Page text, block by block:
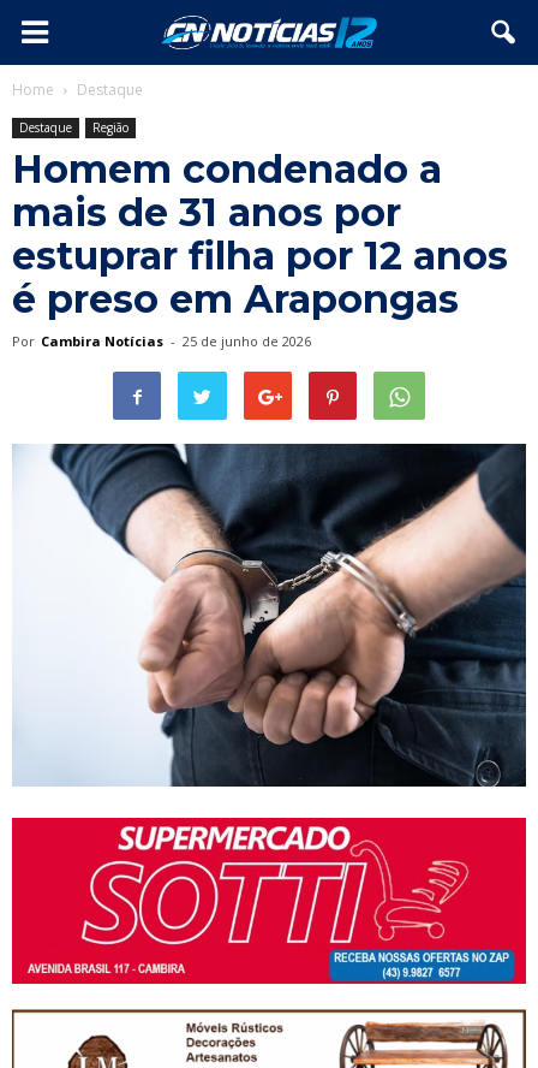
Home Destaque
Destaque Região
Homem condenado a
mais de 31 anos por
estuprar filha por 12 anos
é preso em Arapongas
Por Cambira Notícias - 25 de junho de 2026